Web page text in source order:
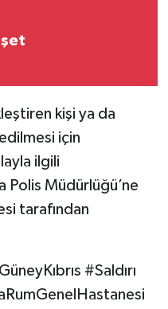
kişi ya da
için
ilgili
Polis Müdürlüğü’ne
tarafından
#Saldırı